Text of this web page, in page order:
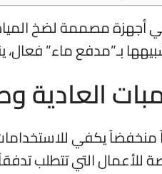
مصممة لضخ
بـ”مدفع ماء”
العادية
يكفي
التي تتطلب تدفقاً